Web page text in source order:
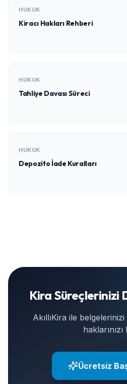
HUKUK
Kiracı Hakları Rehberi
HUKUK
Tahliye Davası Süreci
HUKUK
Depozito İade Kuralları
Kira Süreçlerinizi
AkıllıKira ile
haklarınızı
Ücretsiz